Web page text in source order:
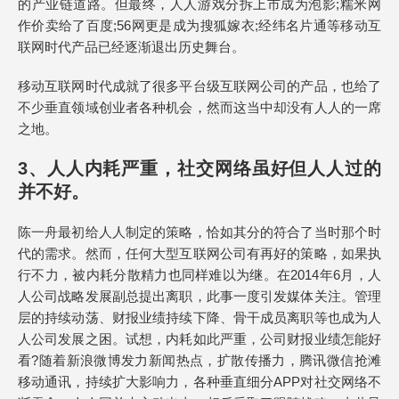
的产业链道路。但最终，人人游戏分拆上市成为泡影;糯米网
作价卖给了百度;56网更是成为搜狐嫁衣;经纬名片通等移动互
联网时代产品已经逐渐退出历史舞台。
移动互联网时代成就了很多平台级互联网公司的产品，也给了
不少垂直领域创业者各种机会，然而这当中却没有人人的一席
之地。
3、人人内耗严重，社交网络虽好但人人过的
并不好。
陈一舟最初给人人制定的策略，恰如其分的符合了当时那个时
代的需求。然而，任何大型互联网公司有再好的策略，如果执
行不力，被内耗分散精力也同样难以为继。在2014年6月，人
人公司战略发展副总提出离职，此事一度引发媒体关注。管理
层的持续动荡、财报业绩持续下降、骨干成员离职等也成为人
人公司发展之困。试想，内耗如此严重，公司财报业绩怎能好
看?随着新浪微博发力新闻热点，扩散传播力，腾讯微信抢滩
移动通讯，持续扩大影响力，各种垂直细分APP对社交网络不